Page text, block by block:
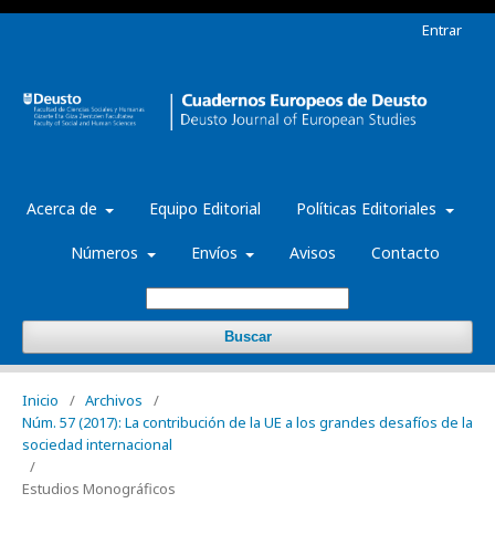
Acerca de Equipo Editorial Políticas Editoriales
Números Envíos Avisos Contacto
Buscar
Entrar
Inicio / Archivos
/
Núm. 57 (2017): La contribución de la UE a los grandes desafíos de la
sociedad internacional
/
Estudios Monográficos